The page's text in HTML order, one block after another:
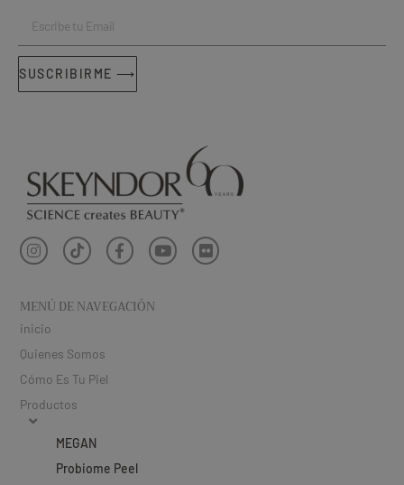
SUSCRIBIRME ⟶
MENÚ DE NAVEGACIÓN
inicio
Quienes Somos
Cómo Es Tu Piel
Productos
MEGAN
Probiome Peel